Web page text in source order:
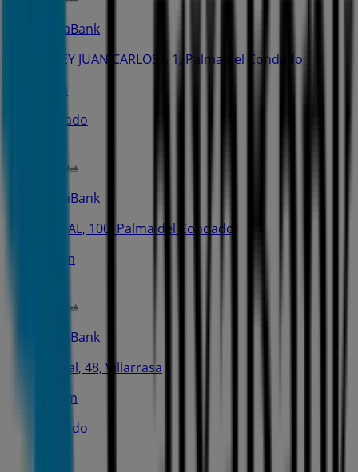
CaixaBank
C. REY JUAN CARLOS I, 1, Palma del Condado
69 m
Cerrado
CaixaBank
C. REAL, 100, Palma del Condado
379 m
CaixaBank
C. Real, 48, Villarrasa
4.7 km
Cerrado